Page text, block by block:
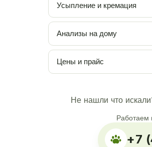
Усыпление и кремация
Анализы на дому
Цены и прайс
Не нашли что
Работаем
+7